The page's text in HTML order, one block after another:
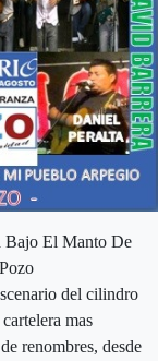
Bajo El Manto De
del cilindro
mas
renombres, desde